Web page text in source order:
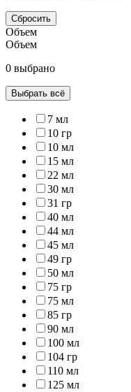
Сбросить
Объем
Объем
0 выбрано
Выбрать всё
7 мл
10 гр
10 мл
15 мл
22 мл
30 мл
31 гр
40 мл
44 мл
45 мл
49 гр
50 мл
75 гр
75 мл
85 гр
90 мл
100 мл
104 гр
110 мл
125 мл